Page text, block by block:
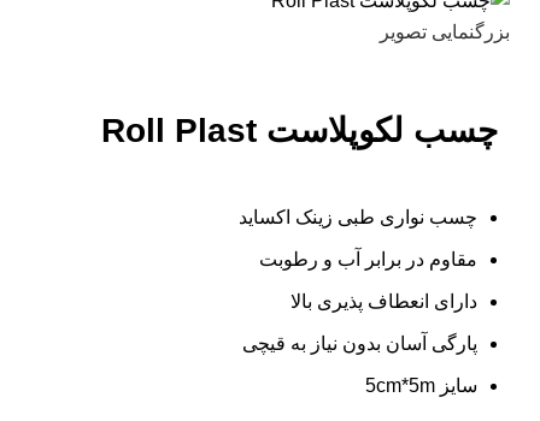
بزرگنمایی تصویر
چسب لکوپلاست Roll Plast
چسب نواری طبی زینک اکساید
مقاوم در برابر آب و رطوبت
دارای انعطاف پذیری بالا
پارگی آسان بدون نیاز به قیچی
سایز 5cm*5m